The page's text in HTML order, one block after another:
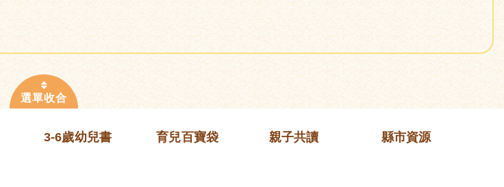
3-6歲幼兒書 育兒百寶袋 親子共讀 縣市資源